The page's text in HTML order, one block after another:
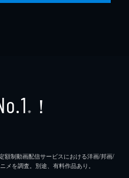
※ ！
制動画配信サービスにおける洋画/邦画/
メを調査。別途、有料作品あり。